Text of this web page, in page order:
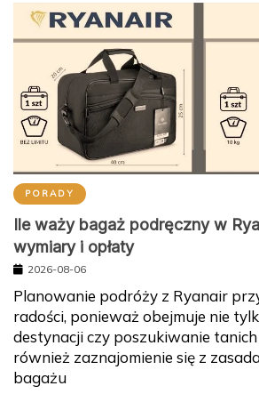
PORADY
Ile waży bagaż podręczny w
wymiary i opłaty
2026-08-06
Planowanie podróży z Ryanair
radości, ponieważ obejmuje nie
destynacji czy poszukiwanie
również zaznajomienie się z
bagażu